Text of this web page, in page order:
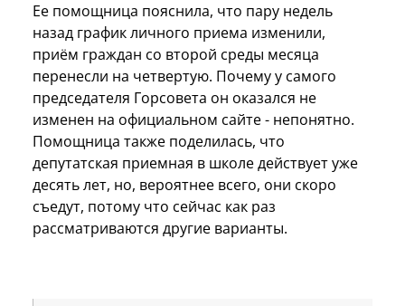
Ее помощница пояснила, что пару недель
назад график личного приема изменили,
приём граждан со второй среды месяца
перенесли на четвертую. Почему у самого
председателя Горсовета он оказался не
изменен на официальном сайте - непонятно.
Помощница также поделилась, что
депутатская приемная в школе действует уже
десять лет, но, вероятнее всего, они скоро
съедут, потому что сейчас как раз
рассматриваются другие варианты.